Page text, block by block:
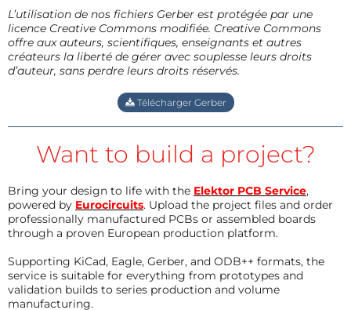
L’utilisation de nos fichiers Gerber est protégée par une
licence Creative Commons modifiée. Creative Commons
offre aux auteurs, scientifiques, enseignants et autres
créateurs la liberté de gérer avec souplesse leurs droits
d’auteur, sans perdre leurs droits réservés.
Télécharger Gerber
Want to build a project?
Bring your design to life with the Elektor PCB Service,
powered by Eurocircuits. Upload the project files and order
professionally manufactured PCBs or assembled boards
through a proven European production platform.
Supporting KiCad, Eagle, Gerber, and ODB++ formats, the
service is suitable for everything from prototypes and
validation builds to series production and volume
manufacturing.